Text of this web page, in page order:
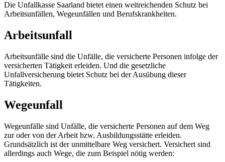
Die Unfallkasse Saarland bietet einen weitreichenden Schutz bei
Arbeitsunfällen, Wegeunfällen und Berufskrankheiten.
Arbeitsunfall
Arbeitsunfälle sind die Unfälle, die versicherte Personen infolge der
versicherten Tätigkeit erleiden. Und die gesetzliche
Unfallversicherung bietet Schutz bei der Ausübung dieser
Tätigkeiten.
Wegeunfall
Wegeunfälle sind Unfälle, die versicherte Personen auf dem Weg
zur oder von der Arbeit bzw. Ausbildungsstätte erleiden.
Grundsätzlich ist der unmittelbare Weg versichert. Versichert sind
allerdings auch Wege, die zum Beispiel nötig werden: